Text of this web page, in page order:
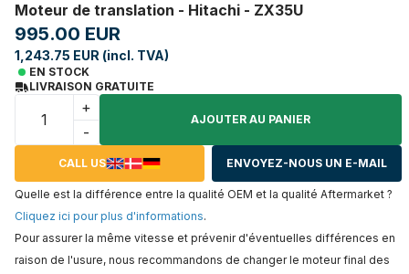
Moteur de translation - Hitachi - ZX35U
995.00 EUR
1,243.75 EUR (incl. TVA)
EN STOCK
LIVRAISON GRATUITE
+
-
AJOUTER AU PANIER
CALL US ENVOYEZ-NOUS UN E-MAIL
Quelle est la différence entre la qualité OEM et la qualité Aftermarket ?
Cliquez ici pour plus d'informations.
Pour assurer la même vitesse et prévenir d'éventuelles différences en
raison de l'usure, nous recommandons de changer le moteur final des